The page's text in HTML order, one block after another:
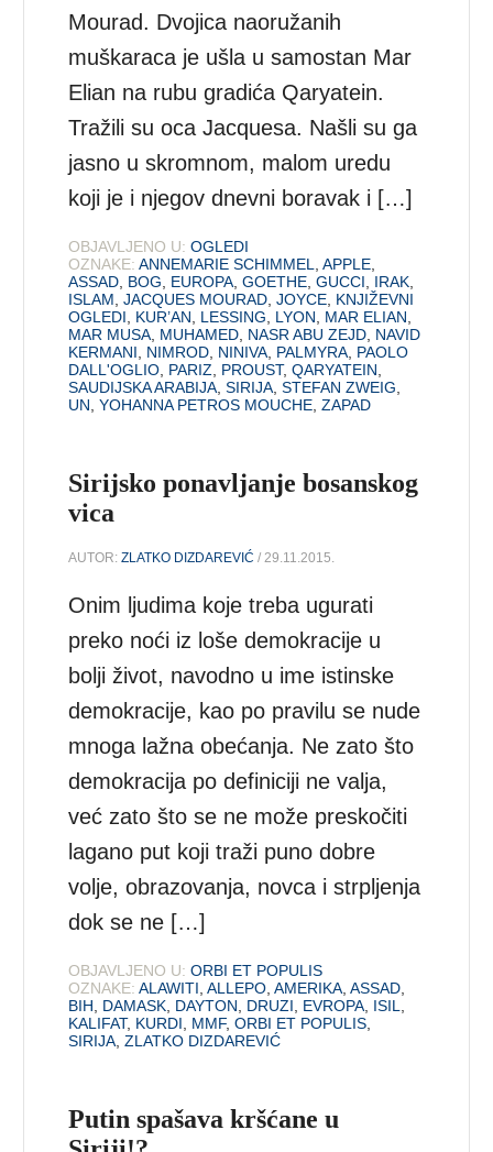
Mourad. Dvojica naoružanih
muškaraca je ušla u samostan Mar
Elian na rubu gradića Qaryatein.
Tražili su oca Jacquesa. Našli su ga
jasno u skromnom, malom uredu
koji je i njegov dnevni boravak i […]
OBJAVLJENO U: OGLEDI
OZNAKE: ANNEMARIE SCHIMMEL ,APPLE
ASSAD BOG EUROPA ,GOETHE ,GUCCI IRAK
ISLAM ,JACQUES MOURAD ,JOYCE KNJIŽEVNI
OGLEDI
KUR’AN LESSING LYON MAR ELIAN
MAR MUSA MUHAMED NASR ABU ZEJD NAVID
KERMANI
NIMROD NINIVA PALMYRA PAOLO
DALL'OGLIO PARIZ PROUST,QARYATEIN
SAUDIJSKA ARABIJA ,SIRIJA ,STEFAN ZWEIG
UN ,YOHANNA PETROS MOUCHE ,ZAPAD
Sirijsko ponavljanje bosanskog
vica
AUTOR:ZLATKO DIZDAREVIĆ / 29.11.2015.
Onim ljudima koje treba ugurati
preko noći iz loše demokracije u
bolji život, navodno u ime istinske
demokracije, kao po pravilu se nude
mnoga lažna obećanja. Ne zato što
demokracija po definiciji ne valja,
već zato što se ne može preskočiti
lagano put koji traži puno dobre
volje, obrazovanja, novca i strpljenja
dok se ne […]
OBJAVLJENO U: ORBI ET POPULIS
OZNAKE: ALAWITI ,ALLEPO ,AMERIKA ,ASSAD
BIH
DAMASK DAYTON DRUZI EVROPA ISIL
KALIFAT, KURDI MMF,ORBI ET POPULIS
SIRIJA ,ZLATKO DIZDAREVIĆ
Putin spašava kršćane u